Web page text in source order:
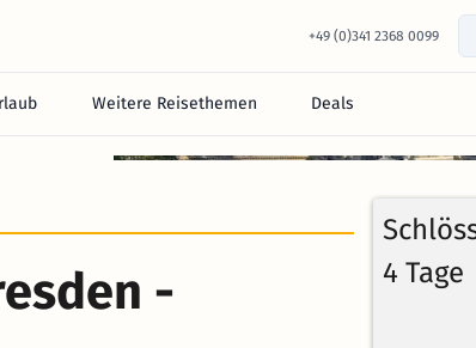
+49 (0)341 2368 0099
Weitere Reisethemen Deals
-
4 Tage